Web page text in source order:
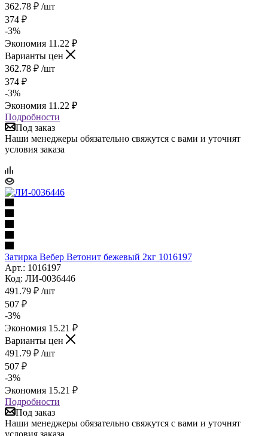
362.78 ₽ /шт
374 ₽
-3%
Экономия 11.22 ₽
Варианты цен
362.78 ₽ /шт
374 ₽
-3%
Экономия 11.22 ₽
Подробности
Под заказ
Наши менеджеры обязательно свяжутся с вами и уточнят
условия заказа
Затирка Вебер Ветонит бежевый 2кг 1016197
Арт.: 1016197
Код: ЛИ-0036446
491.79 ₽ /шт
507 ₽
-3%
Экономия 15.21 ₽
Варианты цен
491.79 ₽ /шт
507 ₽
-3%
Экономия 15.21 ₽
Подробности
Под заказ
Наши менеджеры обязательно свяжутся с вами и уточнят
условия заказа